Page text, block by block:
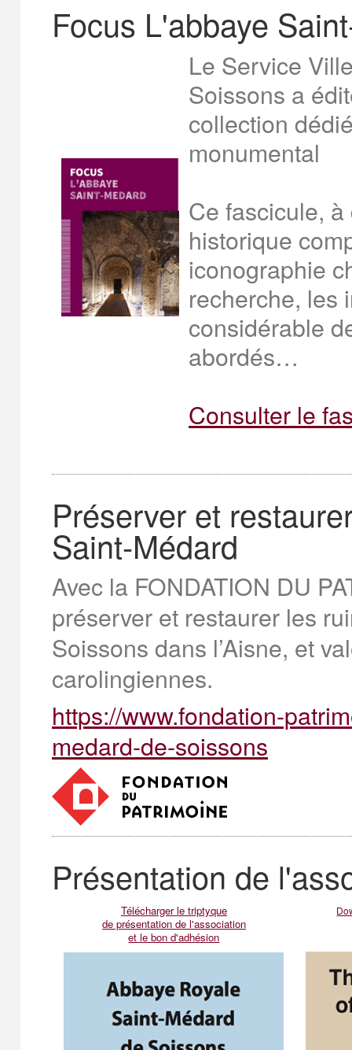
Focus L'abbaye
Le Service
Soissons a
collection
monumental
Ce fascicule,
historique
iconographie
recherche, les
considérable
abordés…
Consulter le
Préserver et
Saint-Médard
Avec la FONDATION DU
préserver et restaurer les
Soissons dans l’Aisne, et
carolingiennes.
https://www.fondation-
medard-de-soissons
Présentation de
Télécharger le triptyque
de présentation de l'association
et le bon d'adhésion